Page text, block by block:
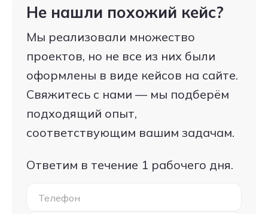
Не нашли похожий кейс?
Мы реализовали множество
проектов, но не все из них были
оформлены в виде кейсов на сайте.
Свяжитесь с нами — мы подберём
подходящий опыт,
соответствующим вашим задачам.
Ответим в течение 1 рабочего дня.
Телефон